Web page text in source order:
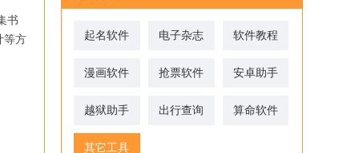
书
等方
起名软件 电子杂志 软件教程
漫画软件 抢票软件 安卓助手
越狱助手 出行查询 算命软件
其它工具